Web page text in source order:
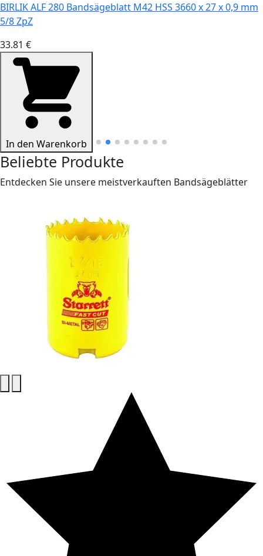
BIRLIK ALF 280 Bandsägeblatt M42 HSS 3660 x 27 x 0,9 mm
5/8 ZpZ
33.81 €
In den Warenkorb
Beliebte Produkte
Entdecken Sie unsere meistverkauften Bandsägeblätter